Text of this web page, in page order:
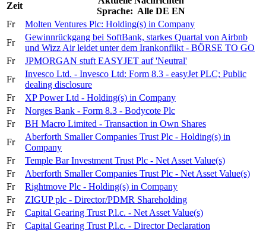
Zeit
Sprache: Alle DE EN
Fr
Molten Ventures Plc: Holding(s) in Company
Fr
Gewinnrückgang bei SoftBank, starkes Quartal von Airbnb
und Wizz Air leidet unter dem Irankonflikt - BÖRSE TO GO
Fr
JPMORGAN stuft EASYJET auf 'Neutral'
Fr
Invesco Ltd. - Invesco Ltd: Form 8.3 - easyJet PLC; Public
dealing disclosure
Fr
XP Power Ltd - Holding(s) in Company
Fr
Norges Bank - Form 8.3 - Bodycote Plc
Fr
BH Macro Limited - Transaction in Own Shares
Fr
Aberforth Smaller Companies Trust Plc - Holding(s) in
Company
Fr
Temple Bar Investment Trust Plc - Net Asset Value(s)
Fr
Aberforth Smaller Companies Trust Plc - Net Asset Value(s)
Fr
Rightmove Plc - Holding(s) in Company
Fr
ZIGUP plc - Director/PDMR Shareholding
Fr
Capital Gearing Trust P.l.c. - Net Asset Value(s)
Fr
Capital Gearing Trust P.l.c. - Director Declaration